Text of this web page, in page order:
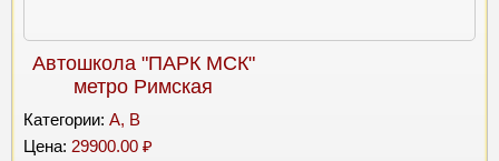
Автошкола "ПАРК МСК"
метро Римская
Категории: A, B
Цена: 29900.00 ₽